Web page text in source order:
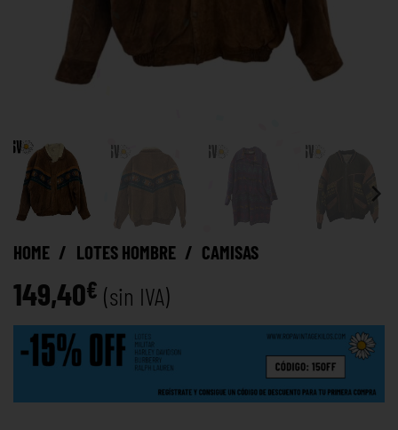
HOME / LOTES HOMBRE / CAMISAS
149,40€ (sin IVA)